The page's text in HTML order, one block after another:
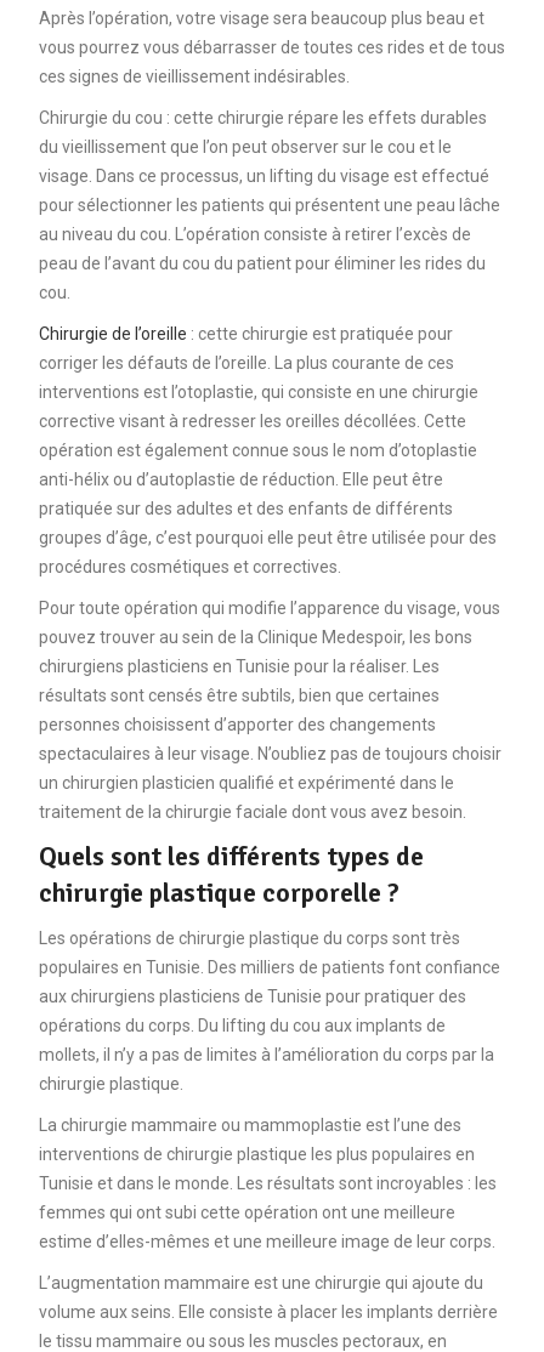
Après l’opération, votre visage sera beaucoup plus beau et
vous pourrez vous débarrasser de toutes ces rides et de tous
ces signes de vieillissement indésirables.
Chirurgie du cou : cette chirurgie répare les effets durables
du vieillissement que l’on peut observer sur le cou et le
visage. Dans ce processus, un lifting du visage est effectué
pour sélectionner les patients qui présentent une peau lâche
au niveau du cou. L’opération consiste à retirer l’excès de
peau de l’avant du cou du patient pour éliminer les rides du
cou.
Chirurgie de l’oreille : cette chirurgie est pratiquée pour
corriger les défauts de l’oreille. La plus courante de ces
interventions est l’otoplastie, qui consiste en une chirurgie
corrective visant à redresser les oreilles décollées. Cette
opération est également connue sous le nom d’otoplastie
anti-hélix ou d’autoplastie de réduction. Elle peut être
pratiquée sur des adultes et des enfants de différents
groupes d’âge, c’est pourquoi elle peut être utilisée pour des
procédures cosmétiques et correctives.
Pour toute opération qui modifie l’apparence du visage, vous
pouvez trouver au sein de la Clinique Medespoir, les bons
chirurgiens plasticiens en Tunisie pour la réaliser. Les
résultats sont censés être subtils, bien que certaines
personnes choisissent d’apporter des changements
spectaculaires à leur visage. N’oubliez pas de toujours choisir
un chirurgien plasticien qualifié et expérimenté dans le
traitement de la chirurgie faciale dont vous avez besoin.
Quels sont les différents types de
chirurgie plastique corporelle ?
Les opérations de chirurgie plastique du corps sont très
populaires en Tunisie. Des milliers de patients font confiance
aux chirurgiens plasticiens de Tunisie pour pratiquer des
opérations du corps. Du lifting du cou aux implants de
mollets, il n’y a pas de limites à l’amélioration du corps par la
chirurgie plastique.
La chirurgie mammaire ou mammoplastie est l’une des
interventions de chirurgie plastique les plus populaires en
Tunisie et dans le monde. Les résultats sont incroyables : les
femmes qui ont subi cette opération ont une meilleure
estime d’elles-mêmes et une meilleure image de leur corps.
L’augmentation mammaire est une chirurgie qui ajoute du
volume aux seins. Elle consiste à placer les implants derrière
le tissu mammaire ou sous les muscles pectoraux, en